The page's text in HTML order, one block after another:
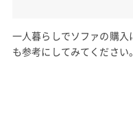
一人暮らしでソファの購
も参考にしてみてください。